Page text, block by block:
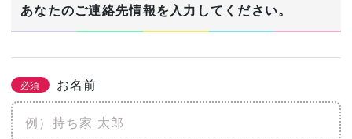
あなたのご連絡先情報を入力してください。
必須 お名前